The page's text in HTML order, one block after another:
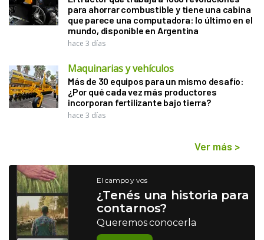
para ahorrar combustible y tiene una cabina
que parece una computadora: lo último en el
mundo, disponible en Argentina
hace 3 días
Maquinarias y vehículos
Más de 30 equipos para un mismo desafío:
¿Por qué cada vez más productores
incorporan fertilizante bajo tierra?
hace 3 días
Ver más >
El campo y vos
¿Tenés una historia para
contarnos?
Queremos conocerla